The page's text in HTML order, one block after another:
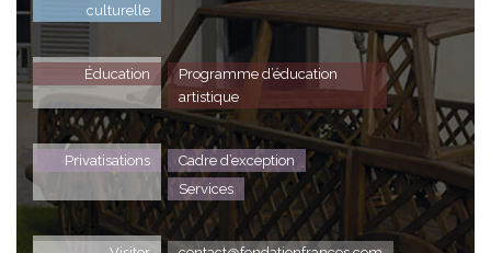
culturelle
Éducation
Programme d’éducation
artistique
Privatisations
Cadre d’exception
Services